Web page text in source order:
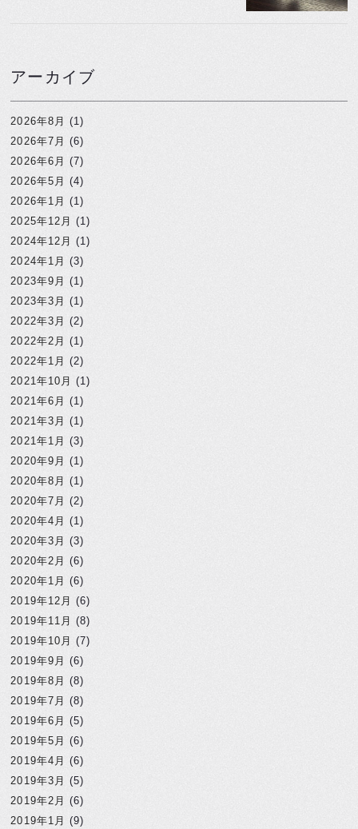
アーカイブ
2026年8月 (1)
2026年7月 (6)
2026年6月 (7)
2026年5月 (4)
2026年1月 (1)
2025年12月 (1)
2024年12月 (1)
2024年1月 (3)
2023年9月 (1)
2023年3月 (1)
2022年3月 (2)
2022年2月 (1)
2022年1月 (2)
2021年10月 (1)
2021年6月 (1)
2021年3月 (1)
2021年1月 (3)
2020年9月 (1)
2020年8月 (1)
2020年7月 (2)
2020年4月 (1)
2020年3月 (3)
2020年2月 (6)
2020年1月 (6)
2019年12月 (6)
2019年11月 (8)
2019年10月 (7)
2019年9月 (6)
2019年8月 (8)
2019年7月 (8)
2019年6月 (5)
2019年5月 (6)
2019年4月 (6)
2019年3月 (5)
2019年2月 (6)
2019年1月 (9)